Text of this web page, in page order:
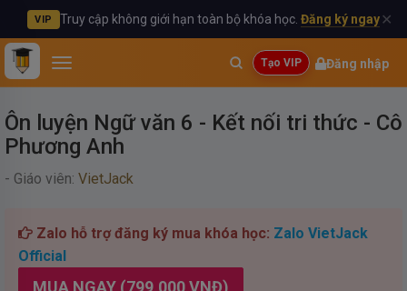
VIP Truy cập không giới hạn toàn bộ khóa học. Đăng ký ngay✕
Tạo VIP Đăng nhập
Ôn luyện Ngữ văn 6 - Kết nối tri thức - Cô
Phương Anh
- Giáo viên: VietJack
Zalo hỗ trợ đăng ký mua khóa học: Zalo VietJack
Official
MUA NGAY (799,000 VNĐ)